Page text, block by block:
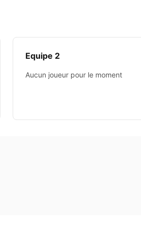
Equipe 2
Aucun joueur pour le moment